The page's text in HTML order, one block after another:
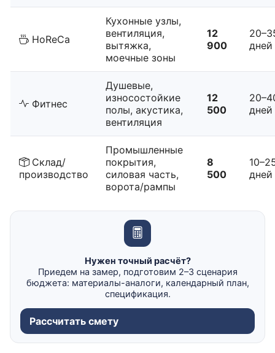
HoReCa
Кухонные узлы,
вентиляция,
вытяжка,
моечные зоны
12
900
дней
Фитнес
Душевые,
износостойкие
полы, акустика,
вентиляция
12
500
дней
Склад/
производство
Промышленные
покрытия,
силовая часть,
ворота/рампы
8
500
дней
Нужен точный расчёт?
Приедем на замер, подготовим 2–3 сценария
бюджета: материалы-аналоги, календарный план,
спецификация.
Рассчитать смету